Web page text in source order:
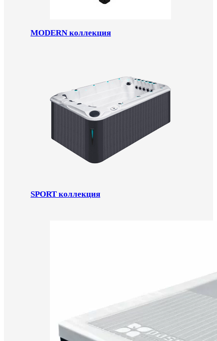
MODERN коллекция
SPORT коллекция